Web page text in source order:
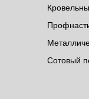
Сотовый